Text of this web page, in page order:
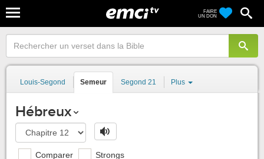
FAIRE
UN DON
Louis-Segond Semeur Segond 21 Plus
Hébreux
Comparer Strongs